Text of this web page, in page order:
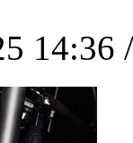
14:36